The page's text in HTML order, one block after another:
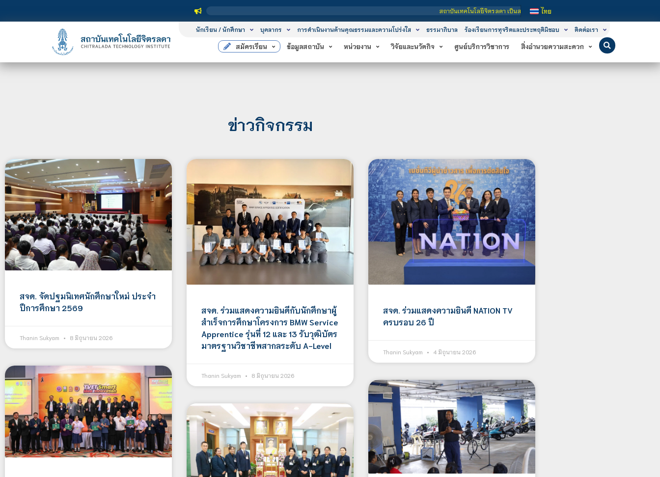
สถาบันเทคโนโลยีจิตรลดา เป็นสถาบันอุดมศึกษาในกำกับของรัฐ เปิดหลักสูตรการเรียนการสอน 3 ระดั
ไทย
นักเรียน / นักศึกษา บุคลากร การดำเนินงานด้านคุณธรรมและความโปร่งใส ธรรมาภิบาล ร้องเรียนการทุจริตและประพฤติมิชอบ ติดต่อเรา
สมัครเรียน ข้อมูลสถาบัน หน่วยงาน วิจัยและนวัตกิจ ศูนย์บริการวิชาการ สิ่งอำนวยความสะดวก
ข่าวกิจกรรม
สจด. จัดปฐมนิเทศนักศึกษาใหม่ ประจำ
ปีการศึกษา 2569
Thanin Sukyam 8 มิถุนายน 2026
สจด. ร่วมแสดงความยินดีกับนักศึกษาผู้
สำเร็จการศึกษาโครงการ BMW Service
Apprentice รุ่นที่ 12 และ 13 รับวุฒิบัตร
มาตรฐานวิชาชีพสากลระดับ A-Level
Thanin Sukyam 8 มิถุนายน 2026
สจด. ร่วมแสดงความยินดี NATION TV
ครบรอบ 26 ปี
Thanin Sukyam 4 มิถุนายน 2026